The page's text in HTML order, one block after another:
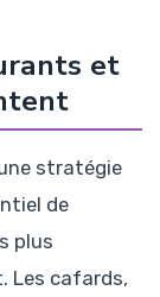
et
stratégie
de
plus
Les cafards,